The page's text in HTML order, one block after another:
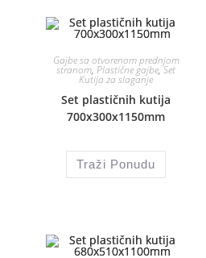
Gajbe sa otvorenom prednjom
stranom, Plastične gajbe,Set
Kutija za slaganje
Set plastičnih kutija
700x300x1150mm
Traži Ponudu